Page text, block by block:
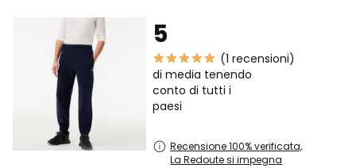
5
(1 recensioni)
di media tenendo
conto di tutti i
paesi
Recensione 100% verificata,
La Redoute si impegna